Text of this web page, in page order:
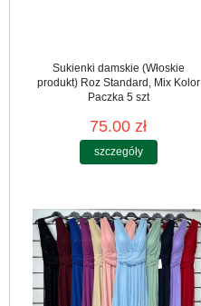
Sukienki damskie (Włoskie
produkt) Roz Standard, Mix Kolor
Paczka 5 szt
75.00 zł
szczegóły